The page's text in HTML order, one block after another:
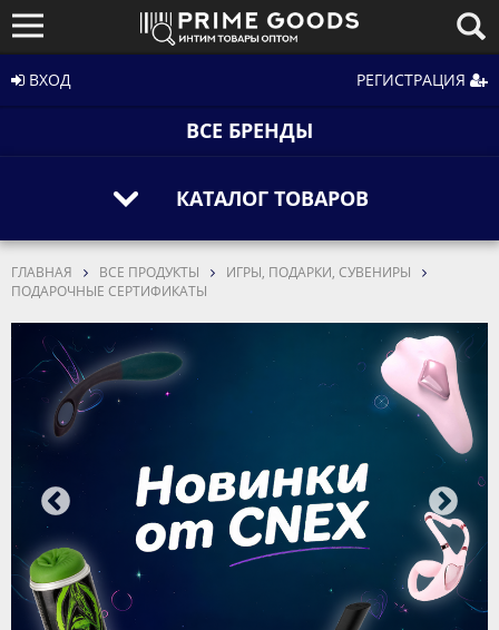
ВХОД РЕГИСТРАЦИЯ
ВСЕ БРЕНДЫ
КАТАЛОГ ТОВАРОВ
ГЛАВНАЯ ВСЕ ПРОДУКТЫ
ИГРЫ, ПОДАРКИ, СУВЕНИРЫ
ПОДАРОЧНЫЕ СЕРТИФИКАТЫ